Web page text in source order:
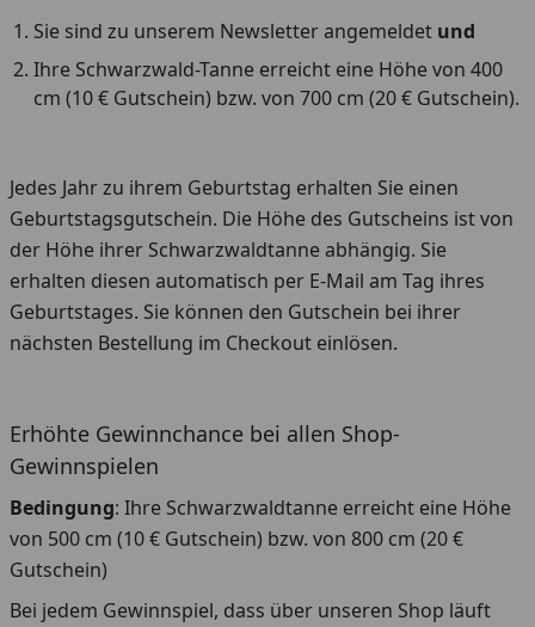
Sie sind zu unserem Newsletter angemeldet und
Ihre Schwarzwald-Tanne erreicht eine Höhe von 400
cm (10 € Gutschein) bzw. von 700 cm (20 € Gutschein).
Jedes Jahr zu ihrem Geburtstag erhalten Sie einen
Geburtstagsgutschein. Die Höhe des Gutscheins ist von
der Höhe ihrer Schwarzwaldtanne abhängig. Sie
erhalten diesen automatisch per E-Mail am Tag ihres
Geburtstages. Sie können den Gutschein bei ihrer
nächsten Bestellung im Checkout einlösen.
Erhöhte Gewinnchance bei allen Shop-
Gewinnspielen
Bedingung: Ihre Schwarzwaldtanne erreicht eine Höhe
von 500 cm (10 € Gutschein) bzw. von 800 cm (20 €
Gutschein)
Bei jedem Gewinnspiel, dass über unseren Shop läuft